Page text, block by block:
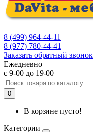
8 (499) 964-44-11
8 (977) 780-44-41
Заказать обратный звонок
Ежедневно
с 9-00 до 19-00
0
В корзине пусто!
Категории